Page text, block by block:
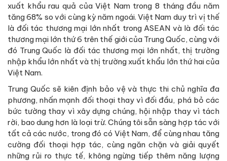
xuất khẩu rau quả của Việt Nam trong 8 tháng đầu năm
tăng 68% so với cùng kỳ năm ngoái. Việt Nam duy trì vị thế
là đối tác thương mại lớn nhất trong ASEAN và là đối tác
thương mại lớn thứ 6 trên thế giới của Trung Quốc, cùng với
đó Trung Quốc là đối tác thương mại lớn nhất, thị trường
nhập khẩu lớn nhất và thị trường xuất khẩu lớn thứ hai của
Việt Nam.
Trung Quốc sẽ kiên định bảo vệ và thực thi chủ nghĩa đa
phương, nhấn mạnh đối thoại thay vì đối đầu, phá bỏ các
bức tường thay vì xây dựng chúng, hội nhập thay vì tách
rời, bao dung hơn là loại trừ. Chúng tôi sẵn sàng hợp tác với
tất cả các nước, trong đó có Việt Nam, để cùng nhau tăng
cường đối thoại hợp tác, cùng ngăn chặn và giải quyết
những rủi ro thực tế, không ngừng tiếp thêm năng lượng